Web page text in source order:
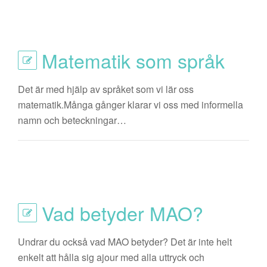
Matematik som språk
Det är med hjälp av språket som vi lär oss
matematik.Många gånger klarar vi oss med informella
namn och beteckningar…
Vad betyder MAO?
Undrar du också vad MAO betyder? Det är inte helt
enkelt att hålla sig ajour med alla uttryck och